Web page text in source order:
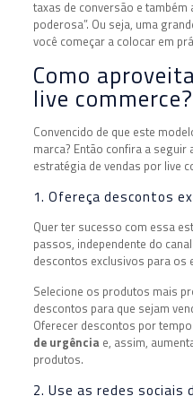
taxas de conversão e também
poderosa”. Ou seja, uma
você começar a colocar em
Como
live
Convencido de que este
marca? Então confira a
estratégia de vendas por live
1. Ofereça descontos
Quer ter sucesso com essa
passos, independente do
descontos exclusivos para os
Selecione os produtos mais
descontos para que sejam
Oferecer descontos por
de urgênciae, assim,
produtos.
2. Use as redes sociais